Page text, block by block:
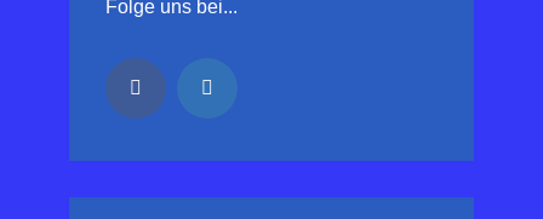
Folge uns bei...